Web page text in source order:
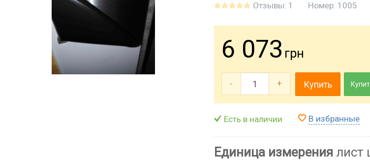
Отзывы: 1 Номер: 1005
6 073 грн
- + Купить
Есть в наличии В избранные
Единица измерения лист